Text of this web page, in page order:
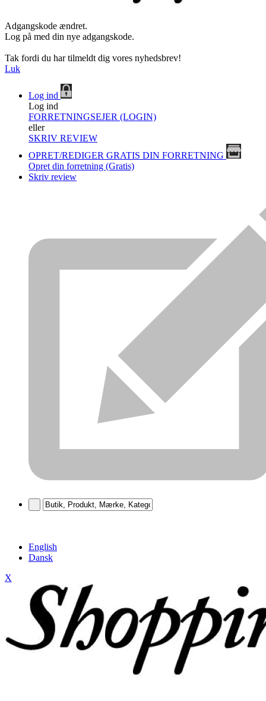
Adgangskode ændret.
Log på med din nye adgangskode.
Tak fordi du har tilmeldt dig vores nyhedsbrev!
Luk
Log ind
Log ind
FORRETNINGSEJER (LOGIN)
eller
SKRIV REVIEW
OPRET/REDIGER GRATIS DIN FORRETNING
Opret din forretning (Gratis)
Skriv review
English
Dansk
X